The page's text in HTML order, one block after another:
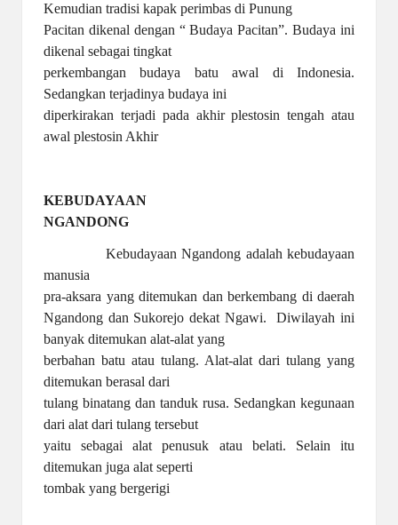
Kemudian tradisi kapak perimbas di Punung
Pacitan dikenal dengan “ Budaya Pacitan”. Budaya ini
dikenal sebagai tingkat
perkembangan budaya batu awal di Indonesia.
Sedangkan terjadinya budaya ini
diperkirakan terjadi pada akhir plestosin tengah atau
awal plestosin Akhir
KEBUDAYAAN
NGANDONG
Kebudayaan Ngandong adalah kebudayaan
manusia
pra-aksara yang ditemukan dan berkembang di daerah
Ngandong dan Sukorejo dekat Ngawi.
Diwilayah ini
banyak ditemukan alat-alat yang
berbahan batu atau tulang. Alat-alat dari tulang yang
ditemukan berasal dari
tulang binatang dan tanduk rusa. Sedangkan kegunaan
dari alat dari tulang tersebut
yaitu sebagai alat penusuk atau belati. Selain itu
ditemukan juga alat seperti
tombak yang bergerigi